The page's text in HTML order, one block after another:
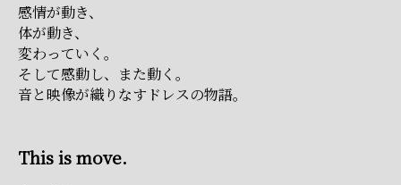
感情が動き、
体が動き、
変わっていく。
そして感動し、また動く。
音と映像が織りなすドレスの物語。
This is move.